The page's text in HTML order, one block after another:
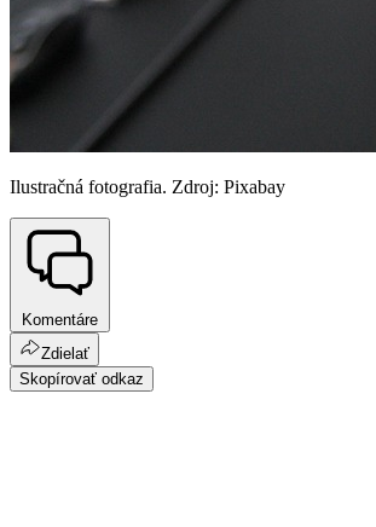
Ilustračná fotografia. Zdroj: Pixabay
Komentáre
Zdielať
Skopírovať odkaz